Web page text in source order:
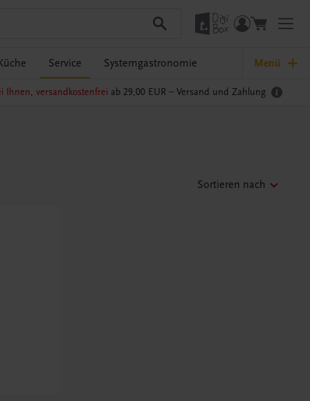
Service Systemgastronomie Menü
Ihnen, versandkostenfrei ab 29,00 EUR – Versand und Zahlung
Sortieren nach